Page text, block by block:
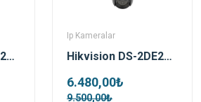
Hikvision DS-2DE2C400IWG-K/4G/C05S10 4 MP 2.8mm Pro Solar IP Güvenlik Kamerası
Ip Kameralar
Hikvision DS-2DE2C200IWG-K/4G/C05S10 2 MP 2.8mm Pro Solar IP Güvenlik Kamerası
6.480,00₺
9.500,00₺